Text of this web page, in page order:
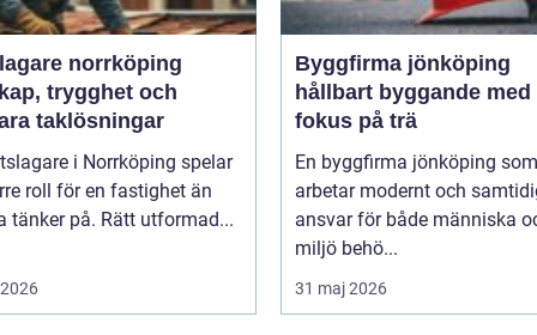
norrköping
trygghet och
taklösningar
i Norrköping spelar
roll för en fastighet än
tänker på. Rätt utformad...
Byggfirma jönköping
hållbart byggande med
fokus på trä
En byggfirma jönköping som
arbetar modernt och
ansvar för både människa
miljö behö...
31 maj 2026